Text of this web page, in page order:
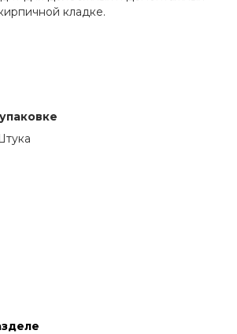
кладке.